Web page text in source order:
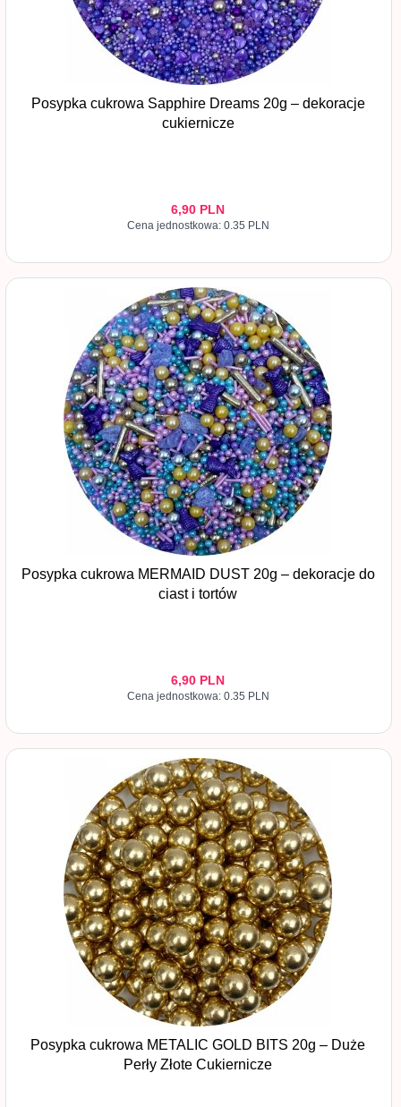
Posypka cukrowa Sapphire Dreams 20g – dekoracje
cukiernicze
6,90 PLN
Cena jednostkowa: 0.35 PLN
Posypka cukrowa MERMAID DUST 20g – dekoracje do
ciast i tortów
6,90 PLN
Cena jednostkowa: 0.35 PLN
Posypka cukrowa METALIC GOLD BITS 20g – Duże
Perły Złote Cukiernicze